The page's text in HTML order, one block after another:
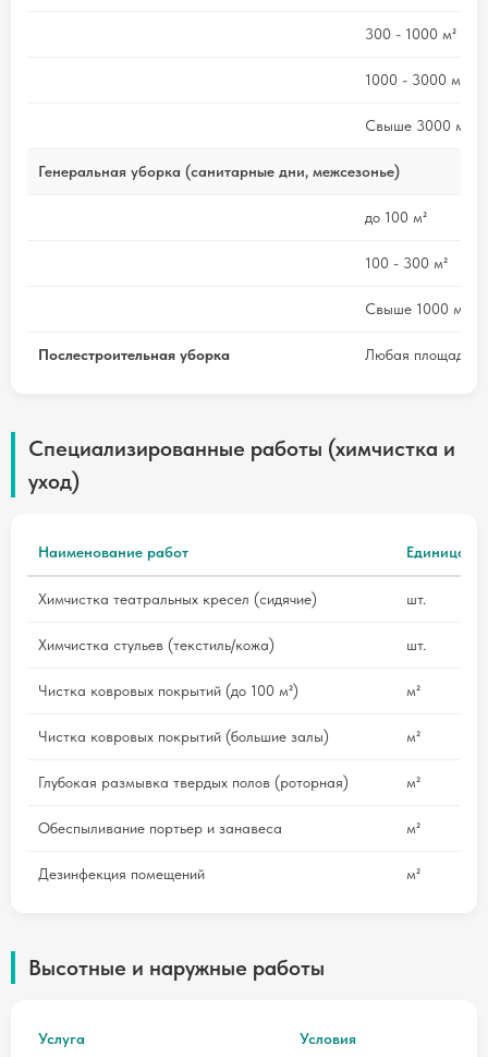
300 - 1000 м²
1000 - 3000 м²
Свыше 3000 м²
Генеральная уборка (санитарные дни, межсезонье)
до 100 м²
100 - 300 м²
Свыше 1000 м²
Послестроительная уборка Любая площадь
Специализированные работы (химчистка и
уход)
Наименование работ Единица
Химчистка театральных кресел (сидячие) шт.
Химчистка стульев (текстиль/кожа) шт.
Чистка ковровых покрытий (до 100 м²) м²
Чистка ковровых покрытий (большие залы) м²
Глубокая размывка твердых полов (роторная) м²
Обеспыливание портьер и занавеса м²
Дезинфекция помещений м²
Высотные и наружные работы
Услуга Условия